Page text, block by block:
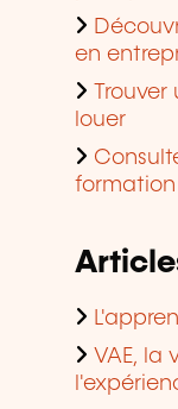
en
louer
formation
VAE, la